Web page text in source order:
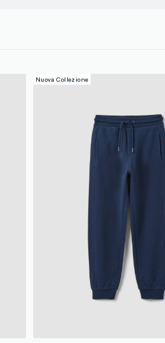
Nuova Collezione